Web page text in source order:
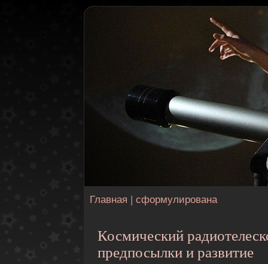
Главная |сформулирована
Космический
предпосылки и развитие